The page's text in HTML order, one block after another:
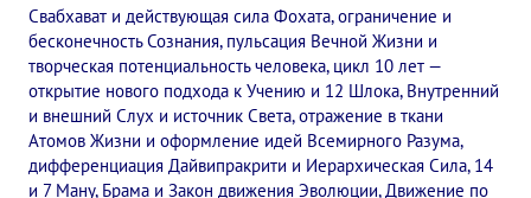
Свабхават и действующая сила Фохата, ограничение и
бесконечность Сознания, пульсация Вечной Жизни и
творческая потенциальность человека, цикл 10 лет —
открытие нового подхода к Учению и 12 Шлока, Внутренний
и внешний Слух и источник Света, отражение в ткани
Атомов Жизни и оформление идей Всемирного Разума,
дифференциация Дайвипракрити и Иерархическая Сила, 14
и 7 Ману, Брама и Закон движения Эволюции, Движение по